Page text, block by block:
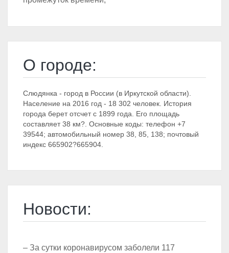
О городе:
Слюдянка - город в России (в Иркутской области).
Население на 2016 год - 18 302 человек. История
города берет отсчет с 1899 года. Его площадь
составляет 38 км?. Основные коды: телефон +7
39544; автомобильный номер 38, 85, 138; почтовый
индекс 665902?665904.
Новости:
– За сутки коронавирусом заболели 117